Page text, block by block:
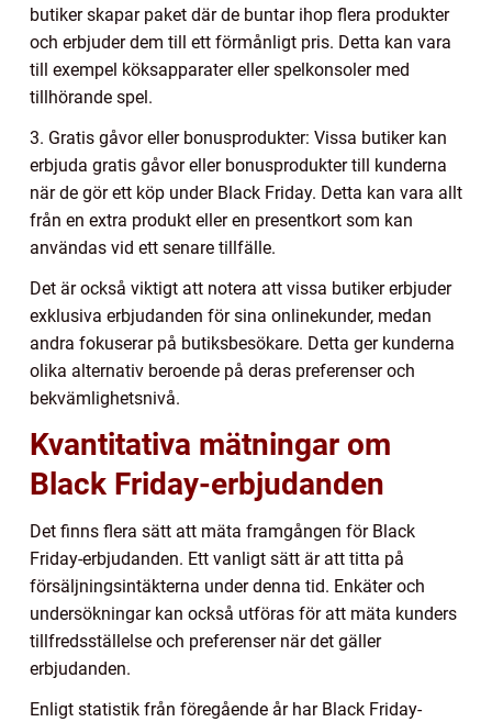
butiker skapar paket där de buntar ihop flera produkter
och erbjuder dem till ett förmånligt pris. Detta kan vara
till exempel köksapparater eller spelkonsoler med
tillhörande spel.
3. Gratis gåvor eller bonusprodukter: Vissa butiker kan
erbjuda gratis gåvor eller bonusprodukter till kunderna
när de gör ett köp under Black Friday. Detta kan vara allt
från en extra produkt eller en presentkort som kan
användas vid ett senare tillfälle.
Det är också viktigt att notera att vissa butiker erbjuder
exklusiva erbjudanden för sina onlinekunder, medan
andra fokuserar på butiksbesökare. Detta ger kunderna
olika alternativ beroende på deras preferenser och
bekvämlighetsnivå.
Kvantitativa mätningar om
Black Friday-erbjudanden
Det finns flera sätt att mäta framgången för Black
Friday-erbjudanden. Ett vanligt sätt är att titta på
försäljningsintäkterna under denna tid. Enkäter och
undersökningar kan också utföras för att mäta kunders
tillfredsställelse och preferenser när det gäller
erbjudanden.
Enligt statistik från föregående år har Black Friday-